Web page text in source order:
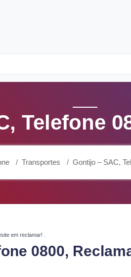
Telefone
Transportes Gontijo – SAC,
em reclamar!
0800,